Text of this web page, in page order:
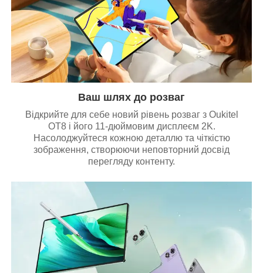
Ваш шлях до розваг
Відкрийте для себе новий рівень розваг з Oukitel
OT8 і його 11-дюймовим дисплеєм 2K.
Насолоджуйтеся кожною деталлю та чіткістю
зображення, створюючи неповторний досвід
перегляду контенту.